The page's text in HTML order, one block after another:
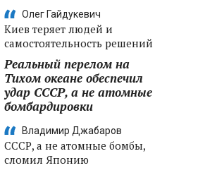
Олег Гайдукевич
Киев теряет людей и
самостоятельность решений
Реальный перелом на
Тихом океане обеспечил
удар СССР, а не атомные
бомбардировки
Владимир Джабаров
СССР, а не атомные бомбы,
сломил Японию